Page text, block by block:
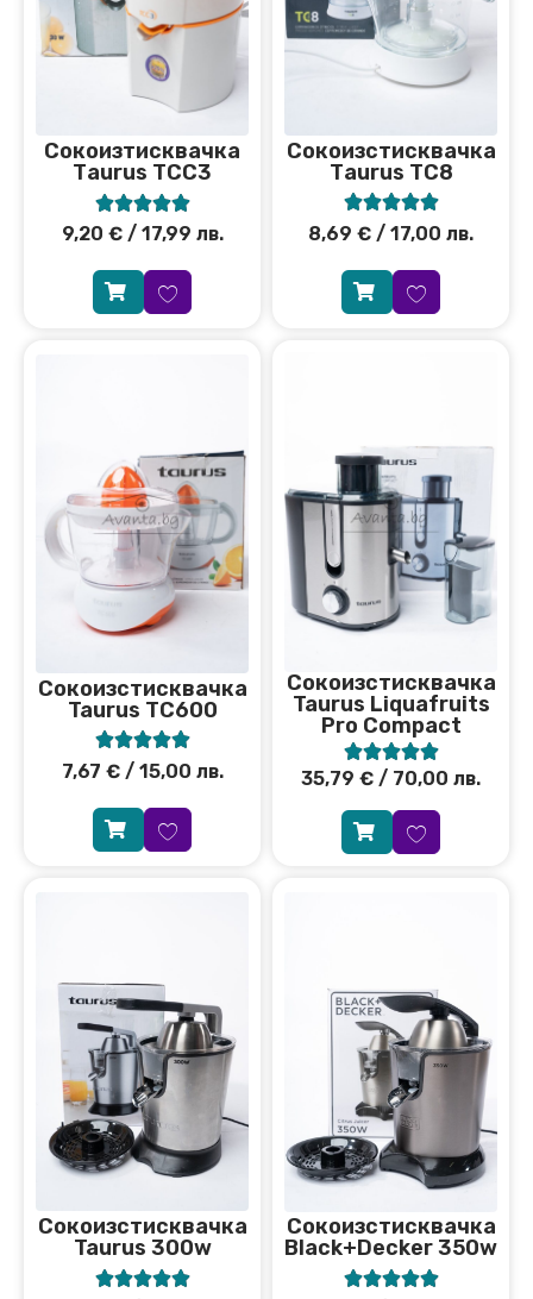
Сокоизтисквачка
Тaurus TCC3

9,20 €/ 17,99 лв.
Сокоизстисквачка
Тaurus TC8

8,69 € / 17,00 лв.
Сокоизстисквачка
Taurus TC600

7,67 €/ 15,00 лв.
Сокоизстисквачка
Taurus Liquafruits
Pro Compact

35,79 € / 70,00 лв.
Сокоизстисквачка
Taurus 300w

Сокоизстисквачка
Black+Decker 350w
